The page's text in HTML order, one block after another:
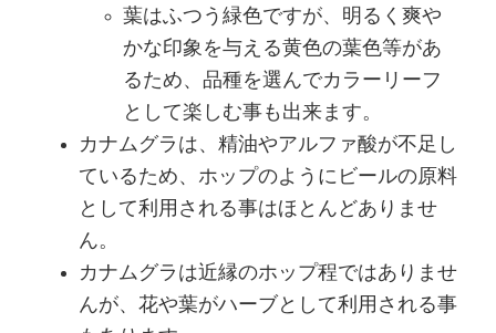
葉はふつう緑色ですが、明るく爽や
かな印象を与える黄色の葉色等があ
るため、品種を選んでカラーリーフ
として楽しむ事も出来ます。
カナムグラは、精油やアルファ酸が不足し
ているため、ホップのようにビールの原料
として利用される事はほとんどありませ
ん。
カナムグラは近縁のホップ程ではありませ
んが、花や葉がハーブとして利用される事